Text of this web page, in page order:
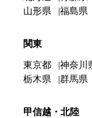
山形県
福島県
関東
東京都 神奈川
栃木県
群馬県
甲信越・北陸